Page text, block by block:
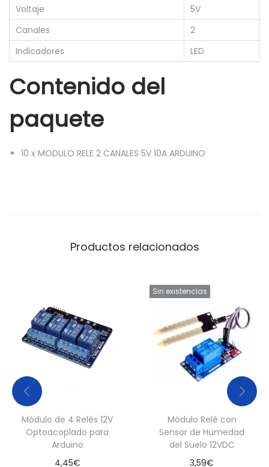
Voltaje
5V
Canales
2
Indicadores
LED
Contenido del
paquete
10 x MODULO RELE 2 CANALES 5V 10A ARDUINO
Productos relacionados
Módulo de 4 Relés 12V
Optoacoplado para
Arduino
4,45€
Sin existencias
Módulo Relé con
Sensor de Humedad
del Suelo 12VDC
3,59€